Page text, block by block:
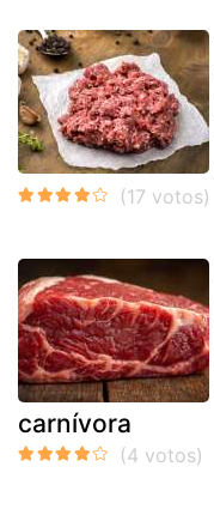
carnívora